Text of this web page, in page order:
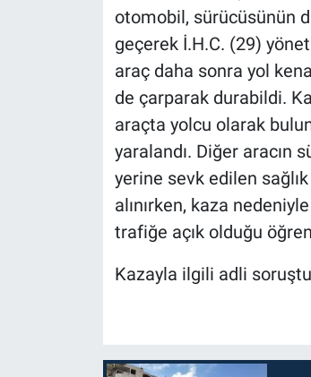
otomobil, sürücüsünün
geçerek İ.H.C. (29)
araç daha sonra yol
de çarparak durabildi.
araçta yolcu olarak
yaralandı. Diğer aracın
yerine sevk edilen
alınırken, kaza
trafiğe açık olduğu
Kazayla ilgili adli